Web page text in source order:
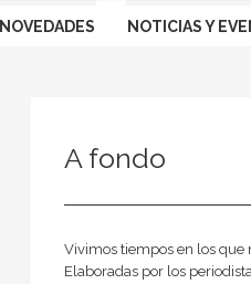
NOVEDADES NOTICIAS Y
A fondo
Vivimos tiempos en los que
Elaboradas por los